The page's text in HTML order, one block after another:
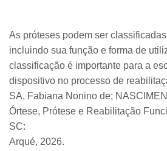
As próteses podem ser
incluindo sua função e forma de
classificação é importante para a
dispositivo no processo de
SA, Fabiana Nonino de;
Órtese, Prótese e Reabilitação
SC:
Arqué, 2026.